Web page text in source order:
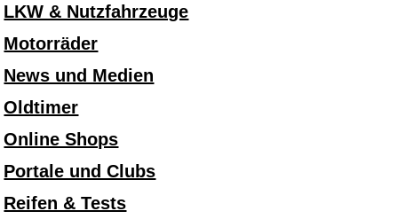
LKW & Nutzfahrzeuge
Motorräder
News und Medien
Oldtimer
Online Shops
Portale und Clubs
Reifen & Tests